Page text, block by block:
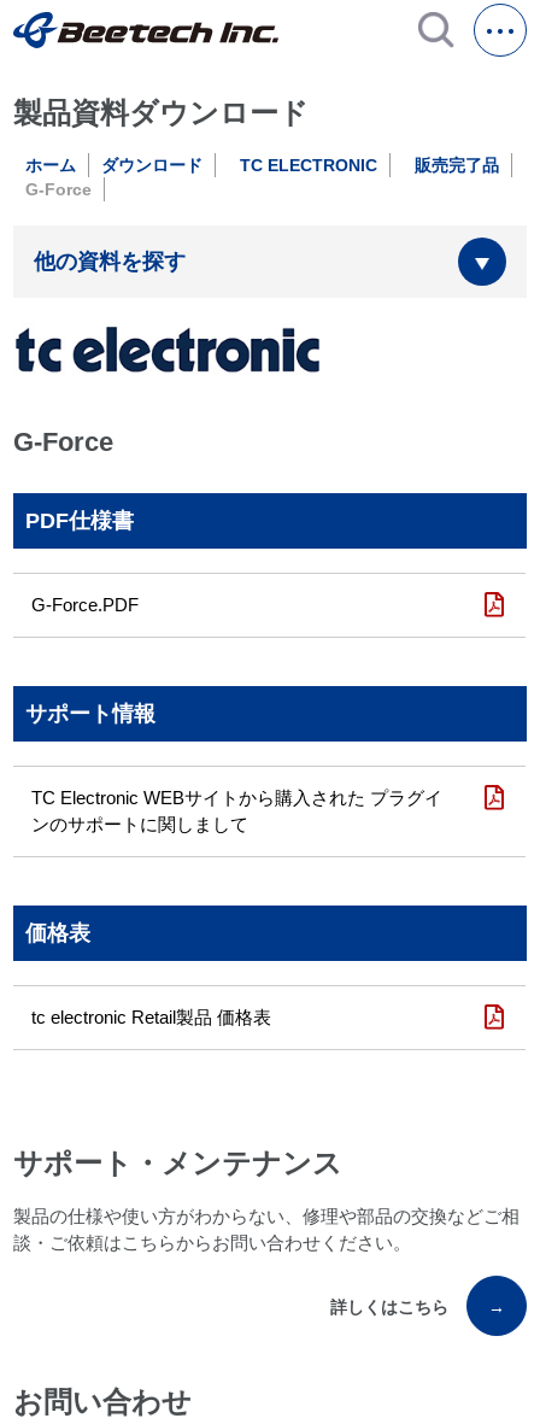
製品資料ダウンロード
ホーム ダウンロード TC ELECTRONIC
販売完了品
G-Force
他の資料を探す
G-Force
PDF仕様書
G-Force.PDF
サポート情報
TC Electronic WEBサイトから購入された プラグイ
ンのサポートに関しまして
価格表
tc electronic Retail製品 価格表
サポート・メンテナンス
製品の仕様や使い方がわからない、修理や部品の交換などご相
談・ご依頼はこちらからお問い合わせください。
詳しくはこちら →
お問い合わせ